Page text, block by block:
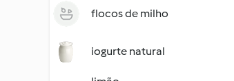
flocos de milho
iogurte natural